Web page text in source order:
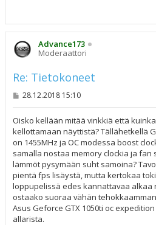
Advance173
Moderaattori
Re: Tietokoneet
V
s
t
i
28.12.2018 15:10
Oisko kellään mitää vinkkiä että
kellottamaan näyttistä? Tällähetkellä
on 1455MHz ja OC modessa boost
samalla nostaa memory clockia ja fan
lämmöt pysymään suht samoina?
pientä fps lisäystä, mutta kertokaa
loppupelissä edes kannattavaa alkaa
ostaako suoraa vähän
Asus Geforce GTX 1050ti oc
allarista.